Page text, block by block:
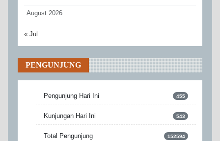
August 2026
« Jul
PENGUNJUNG
Pengunjung Hari Ini 455
Kunjungan Hari Ini 543
Total Pengunjung 152594